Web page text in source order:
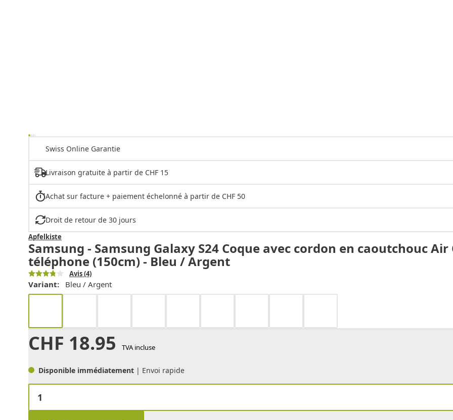
Swiss Online Garantie
Livraison gratuite à partir de CHF 15
Achat sur facture + paiement échelonné à partir de CHF 50
Droit de retour de 30 jours
Apfelkiste
Samsung - Samsung Galaxy S24 Coque avec cordon en caoutchouc
téléphone (150cm) - Bleu / Argent
Avis(4)
Variant: Bleu / Argent
CHF 18.95 TVA incluse
Disponible immédiatement | Envoi rapide